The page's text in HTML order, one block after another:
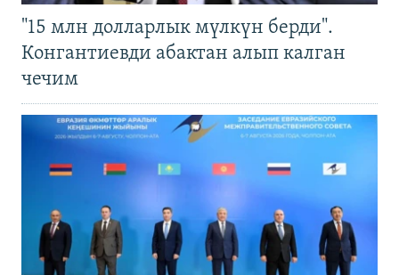
"15 млн долларлык мүлкүн берди".
Конгантиевди абактан алып калган
чечим